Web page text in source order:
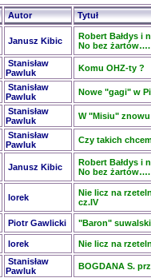
Autor Tytuł
Janusz Kibic
Robert Bałdys i
No bez żartów….
Stanisław
Pawluk
Komu OHZ-ty ?
Stanisław
Pawluk
Nowe "gagi" w
Stanisław
Pawluk
W "Misiu"
Stanisław
Pawluk
Czy takich
Janusz Kibic
Robert Bałdys i
No bez żartów….
lorek
Nie licz na
cz.IV
Piotr Gawlicki "Baron"
lorek Nie licz na
Stanisław
Pawluk
BOGDANA S.